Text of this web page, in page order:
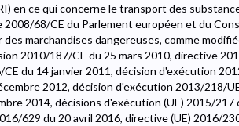
en ce qui concerne le transport des
68/CE du Parlement européen et du
marchandises dangereuses, comme
2010/187/CE du 25 mars 2010, directive
du 14 janvier 2011, décision d'exécution
2012, décision d'exécution 2013/218/
2014, décisions d'exécution (UE) 2015/217
629 du 20 avril 2016, directive (UE) 2016/